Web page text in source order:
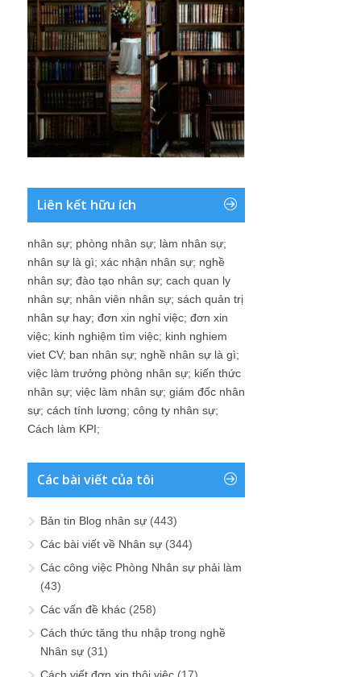
Liên kết hữu ích
nhân sự; phòng nhân sự; làm nhân sự;
nhân sự là gì; xác nhận nhân sự; nghề
nhân sự; đào tạo nhân sự; cach quan ly
nhân sự; nhân viên nhân sự; sách quản trị
nhân sự hay; đơn xin nghỉ việc; đơn xin
việc; kinh nghiệm tìm việc; kinh nghiem
viet CV; ban nhân sự; nghề nhân sự là gì;
việc làm trưởng phòng nhân sự; kiến thức
nhân sự; việc làm nhân sự; giám đốc nhân
sự; cách tính lương; công ty nhân sự;
Cách làm KPI;
Các bài viết của tôi
Bản tin Blog nhân sự (443)
Các bài viết về Nhân sự (344)
Các công việc Phòng Nhân sự phải làm
(43)
Các vấn đề khác (258)
Cách thức tăng thu nhập trong nghề
Nhân sự (31)